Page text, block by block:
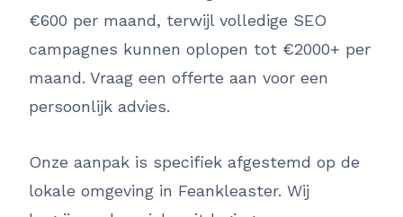
€600 per maand, terwijl volledige SEO
campagnes kunnen oplopen tot €2000+ per
maand. Vraag een offerte aan voor een
persoonlijk advies.
Onze aanpak is specifiek afgestemd op de
lokale omgeving in Feankleaster. Wij